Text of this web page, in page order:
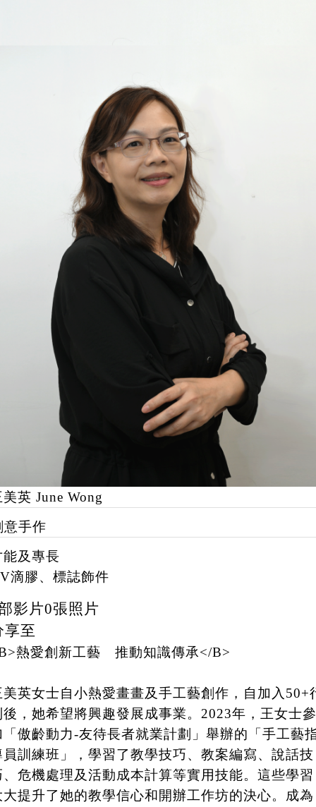
美英 June Wong
意手作
能及專長
滴膠、標誌飾件
影片0張照片
享至
熱愛創新工藝 推動知識傳承</B>
美英女士自小熱愛畫畫及手工藝創作，自加入50+
後，她希望將興趣發展成事業。2023年，王女士參
「傲齡動力-友待長者就業計劃」舉辦的「手工藝
員訓練班」，學習了教學技巧、教案編寫、說話技
、危機處理及活動成本計算等實用技能。這些學習
大提升了她的教學信心和開辦工作坊的決心。成為